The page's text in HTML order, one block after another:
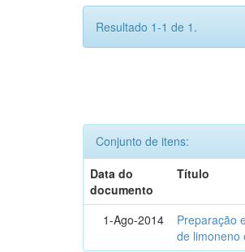
Resultado 1-1 de 1.
Conjunto de itens:
Data do
documento
Título
1-Ago-2014
Preparação
de